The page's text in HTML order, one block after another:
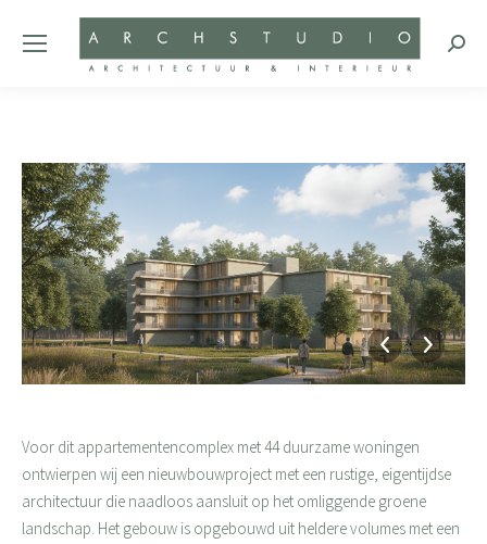
Voor dit appartementencomplex met 44 duurzame woningen
ontwierpen wij een nieuwbouwproject met een rustige, eigentijdse
architectuur die naadloos aansluit op het omliggende groene
landschap. Het gebouw is opgebouwd uit heldere volumes met een